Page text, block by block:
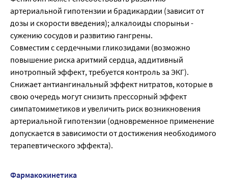
артериальной гипотензии и брадикардии (зависит от
дозы и скорости введения); алкалоиды спорыньи -
сужению сосудов и развитию гангрены.
Совместим с сердечными гликозидами (возможно
повышение риска аритмий сердца, аддитивный
инотропный эффект, требуется контроль за ЭКГ).
Снижает антиангинальный эффект нитратов, которые в
свою очередь могут снизить прессорный эффект
симпатомиметиков и увеличить риск возникновения
артериальной гипотензии (одновременное применение
допускается в зависимости от достижения необходимого
терапевтического эффекта).
Фармакокинетика